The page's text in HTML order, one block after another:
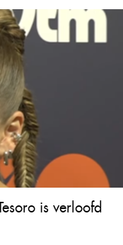
is verloofd